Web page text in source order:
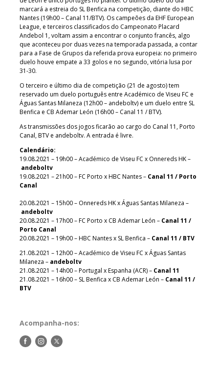
marcará a estreia do SL Benfica na competição, diante do HBC
Nantes (19h00 – Canal 11/BTV). Os campeões da EHF European
League, e terceiros classificados do Campeonato Placard
Andebol 1, voltam assim a encontrar o conjunto francês, algo
que aconteceu por duas vezes na temporada passada, a contar
para a Fase de Grupos da referida prova europeia: no primeiro
duelo houve empate a 33 golos e no segundo, vitória lusa por
31-30.
O terceiro e último dia de competição (21 de agosto) tem
reservado um duelo português entre Académico de Viseu FC e
Águas Santas Milaneza (12h00 – andeboltv) e um duelo entre SL
Benfica e CB Ademar León (16h00 – Canal 11 / BTV).
As transmissões dos jogos ficarão ao cargo do Canal 11, Porto
Canal, BTV e andeboltv. A entrada é livre.
Calendário:
19.08.2021 – 19h00 – Académico de Viseu FC x Onnereds HK –
andeboltv
19.08.2021 – 21h00 – FC Porto x HBC Nantes – Canal 11 / Porto
Canal
20.08.2021 – 15h00 – Onnereds HK x Águas Santas Milaneza –
andeboltv
20.08.2021 – 17h00 – FC Porto x CB Ademar León – Canal 11 /
Porto Canal
20.08.2021 – 19h00 – HBC Nantes x SL Benfica – Canal 11 / BTV
21.08.2021 – 12h00 – Académico de Viseu FC x Águas Santas
Milaneza – andeboltv
21.08.2021 – 14h00 – Portugal x Espanha (ACR) – Canal 11
21.08.2021 – 16h00 – SL Benfica x CB Ademar León – Canal 11 /
BTV
Acompanha-nos:
Siga-Siga-Siga-